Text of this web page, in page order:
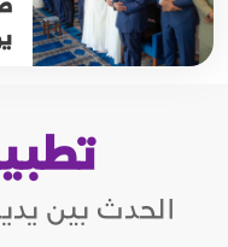
الحدث بين